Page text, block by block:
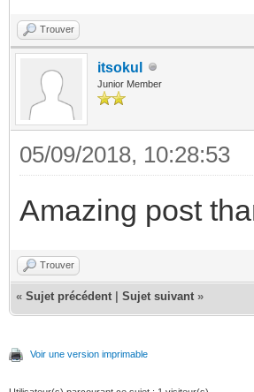
Trouver
itsokul
Junior Member
05/09/2018, 10:28:53
Amazing post
Trouver
« Sujet précédent Sujet suivant »
Voir une version imprimable